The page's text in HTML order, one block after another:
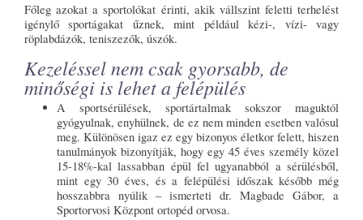
Főleg azokat a sportolókat érinti, akik vállszint feletti terhelést
igénylő sportágakat űznek, mint például kézi-, vízi- vagy
röplabdázók, teniszezők, úszók.
Kezeléssel nem csak gyorsabb, de
minőségi is lehet a felépülés
A sportsérülések, sportártalmak sokszor maguktól
gyógyulnak, enyhülnek, de ez nem minden esetben valósul
meg. Különösen igaz ez egy bizonyos életkor felett, hiszen
tanulmányok bizonyítják, hogy egy 45 éves személy közel
15-18%-kal lassabban épül fel ugyanabból a sérülésből,
mint egy 30 éves, és a felépülési időszak később még
hosszabbra nyúlik – ismerteti dr. Magbade Gábor, a
Sportorvosi Központ ortopéd orvosa.